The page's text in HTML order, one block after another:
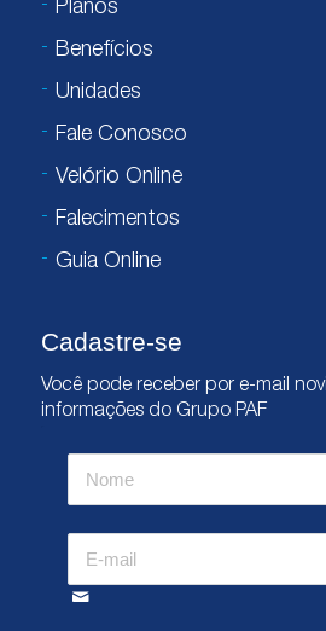
Planos
Benefícios
Unidades
Fale Conosco
Velório Online
Falecimentos
Guia Online
Cadastre-se
Você pode receber por e-mail
informações do Grupo PAF